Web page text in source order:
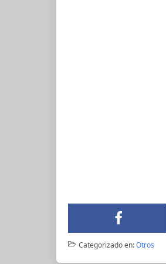
Categorizado en:Otros